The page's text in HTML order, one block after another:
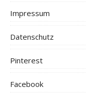
Impressum
Datenschutz
Pinterest
Facebook